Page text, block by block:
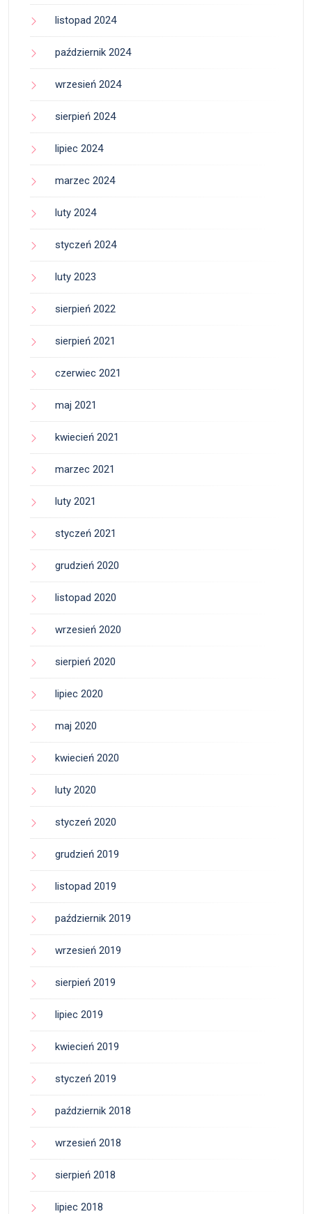
listopad 2024
październik 2024
wrzesień 2024
sierpień 2024
lipiec 2024
marzec 2024
luty 2024
styczeń 2024
luty 2023
sierpień 2022
sierpień 2021
czerwiec 2021
maj 2021
kwiecień 2021
marzec 2021
luty 2021
styczeń 2021
grudzień 2020
listopad 2020
wrzesień 2020
sierpień 2020
lipiec 2020
maj 2020
kwiecień 2020
luty 2020
styczeń 2020
grudzień 2019
listopad 2019
październik 2019
wrzesień 2019
sierpień 2019
lipiec 2019
kwiecień 2019
styczeń 2019
październik 2018
wrzesień 2018
sierpień 2018
lipiec 2018